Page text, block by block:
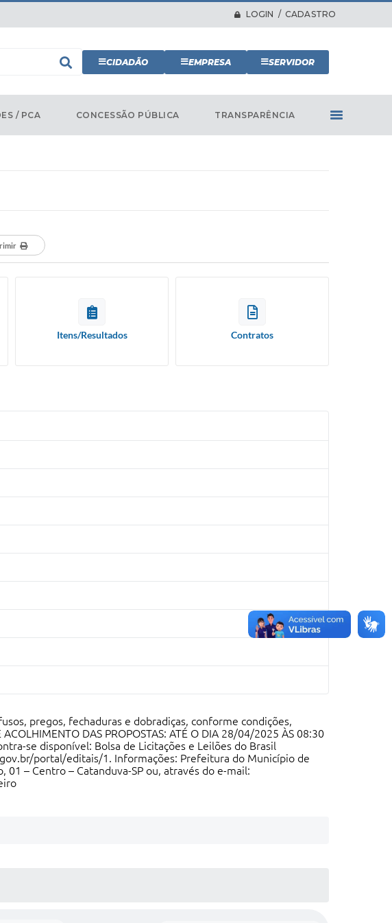
LOGIN / CADASTRO
CIDADÃO EMPRESA SERVIDOR
/ PCA CONCESSÃO PÚBLICA TRANSPARÊNCIA
Itens/Resultados Contratos
pregos, fechaduras e dobradiças, conforme condições,
DAS PROPOSTAS: ATÉ O DIA 28/04/2025 ÀS 08:30
se disponível: Bolsa de Licitações e Leilões do Brasil
portal/editais/1 . Informações: Prefeitura do Município de
01 – Centro – Catanduva-SP ou, através do e-mail: